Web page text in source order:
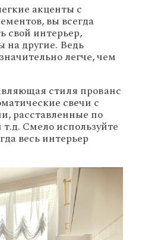
акценты с
вы всегда
свой интерьер,
на другие. Ведь
легче, чем
стиля прованс
свечи с
расставленные по
Смело используйте
весь интерьер